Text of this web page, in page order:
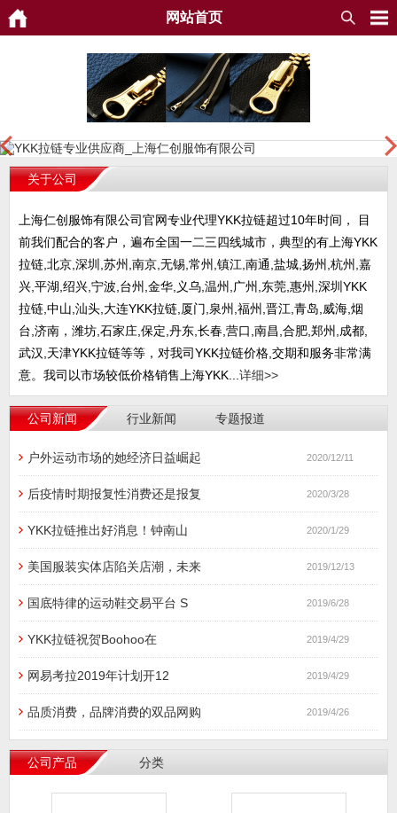
网站首页
关于公司
上海仁创服饰有限公司官网专业代理YKK拉链超过10年时间， 目
前我们配合的客户，遍布全国一二三四线城市，典型的有上海YKK
拉链,北京,深圳,苏州,南京,无锡,常州,镇江,南通,盐城,扬州,杭州,嘉
兴,平湖,绍兴,宁波,台州,金华,义乌,温州,广州,东莞,惠州,深圳YKK
拉链,中山,汕头,大连YKK拉链,厦门,泉州,福州,晋江,青岛,威海,烟
台,济南，潍坊,石家庄,保定,丹东,长春,营口,南昌,合肥,郑州,成都,
武汉,天津YKK拉链等等，对我司YKK拉链价格,交期和服务非常满
意。我司以市场较低价格销售上海YKK... 详细>>
公司新闻 行业新闻 专题报道
户外运动市场的她经济日益崛起 2020/12/11
后疫情时期报复性消费还是报复 2020/3/28
YKK拉链推出好消息！钟南山 2020/1/29
美国服装实体店陷关店潮，未来 2019/12/13
国底特律的运动鞋交易平台 S 2019/6/28
YKK拉链祝贺Boohoo在 2019/4/29
网易考拉2019年计划开12 2019/4/29
品质消费，品牌消费的双品网购 2019/4/26
公司产品 分类